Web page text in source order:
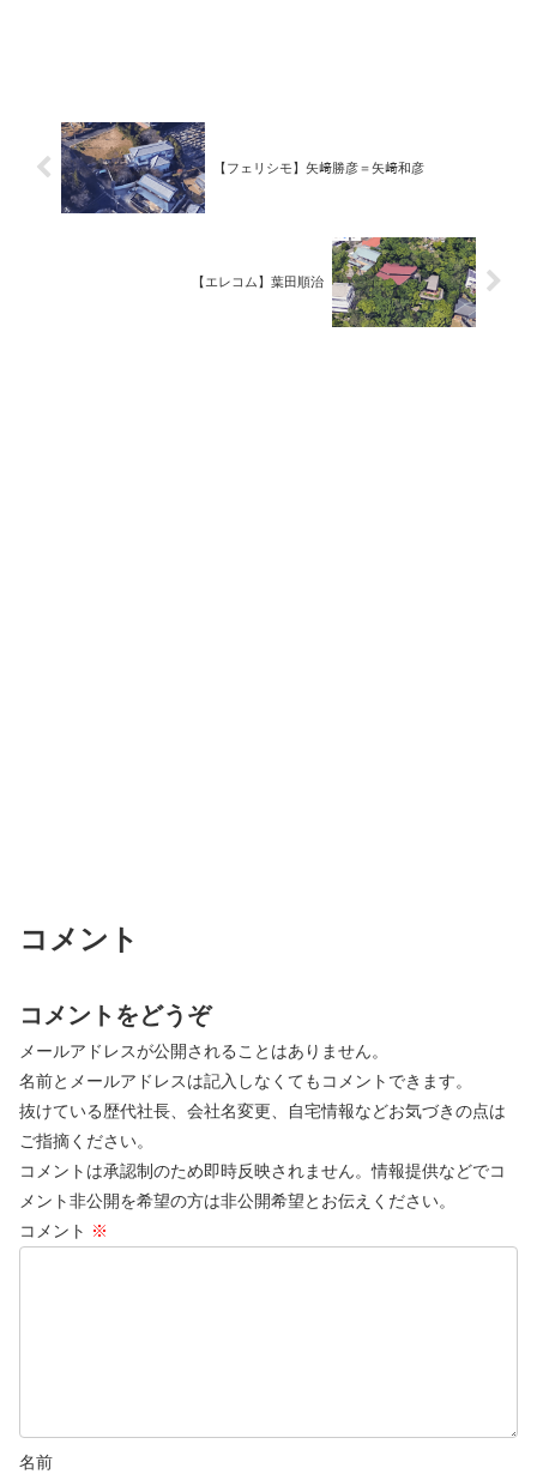
【フェリシモ】矢﨑勝彦＝矢﨑和彦
【エレコム】葉田順治
コメント
コメントをどうぞ
メールアドレスが公開されることはありません。
名前とメールアドレスは記入しなくてもコメントできます。
抜けている歴代社長、会社名変更、自宅情報などお気づきの点は
ご指摘ください。
コメントは承認制のため即時反映されません。情報提供などでコ
メント非公開を希望の方は非公開希望とお伝えください。
コメント ※
名前